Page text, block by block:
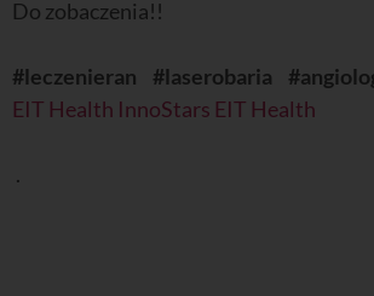
Do zobaczenia!!
#leczenieran #laserobaria
EIT Health InnoStars EIT Health
.